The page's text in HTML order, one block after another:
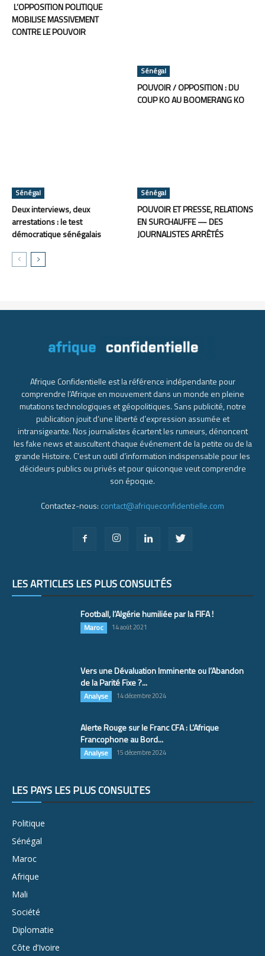
L’OPPOSITION POLITIQUE
MOBILISE MASSIVEMENT
CONTRE LE POUVOIR
Sénégal
POUVOIR / OPPOSITION : DU
COUP KO AU BOOMERANG KO
Sénégal
Deux interviews, deux
arrestations : le test
démocratique sénégalais
Sénégal
POUVOIR ET PRESSE, RELATIONS
EN SURCHAUFFE — DES
JOURNALISTES ARRÊTÉS
Afrique Confidentielle est la référence indépendante pour
comprendre l’Afrique en mouvement dans un monde en pleine
mutations technologiques et géopolitiques. Sans publicité, notre
publication jouit d’une liberté d’expression assumée et
intransigeante. Nos journalistes écartent les rumeurs, dénoncent
les fake news et auscultent chaque événement de la petite ou de la
grande Histoire. C’est un outil d’information indispensable pour les
décideurs publics ou privés et pour quiconque veut comprendre
son époque.
Contactez-nous: contact@afriqueconfidentielle.com
LES ARTICLES LES PLUS CONSULTÉS
Football, l’Algérie humiliée par la FIFA !
Maroc 14 août 2021
Vers une Dévaluation Imminente ou l’Abandon
de la Parité Fixe ?...
Analyse 14 décembre 2024
Alerte Rouge sur le Franc CFA : L’Afrique
Francophone au Bord...
Analyse 15 décembre 2024
LES PAYS LES PLUS CONSULTÉS
Politique
Sénégal
Maroc
Afrique
Mali
Société
Diplomatie
Côte d’Ivoire